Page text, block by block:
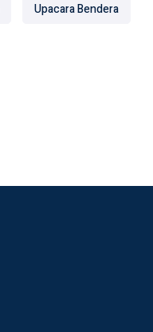
Upacara Bendera